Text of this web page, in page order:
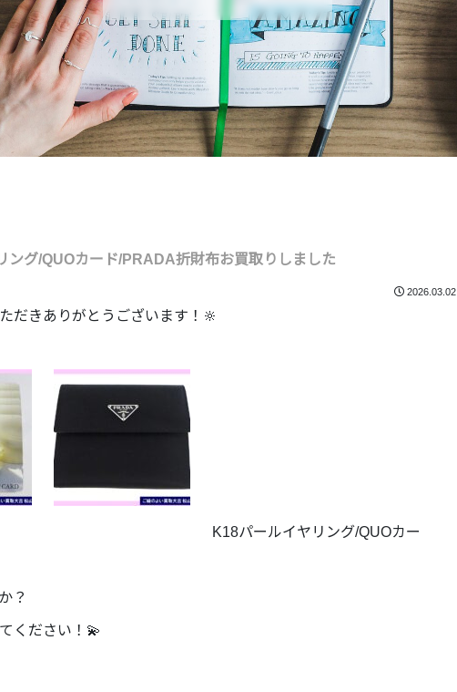
ング/QUOカード/PRADA折財布お買取りしました
2026.03.02
だきありがとうございます！🔆
K18パールイヤリング/QUOカー
？
ください！💫